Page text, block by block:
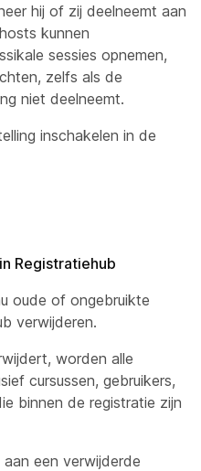
hij of zij deelneemt aan
kunnen
sessies opnemen,
zelfs als de
niet deelneemt.
inschakelen in de
Registratiehub
oude of ongebruikte
verwijderen.
worden alle
cursussen, gebruikers,
binnen de registratie zijn
een verwijderde